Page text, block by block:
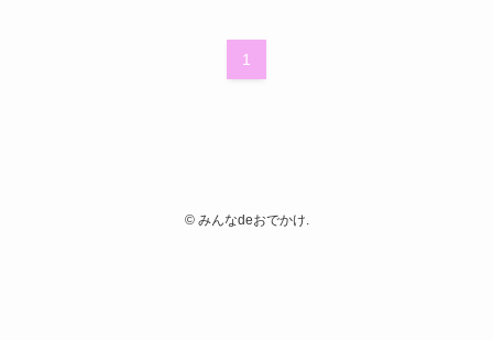
1
©みんなdeおでかけ.